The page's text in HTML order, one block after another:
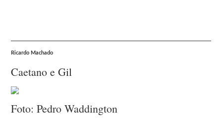
Ricardo Machado
Caetano e Gil
Foto: Pedro Waddington